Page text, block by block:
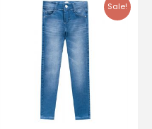
Sale!